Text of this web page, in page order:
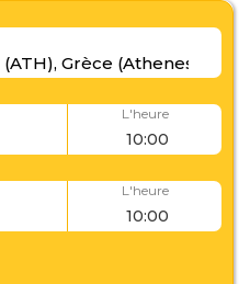
L'heure
L'heure